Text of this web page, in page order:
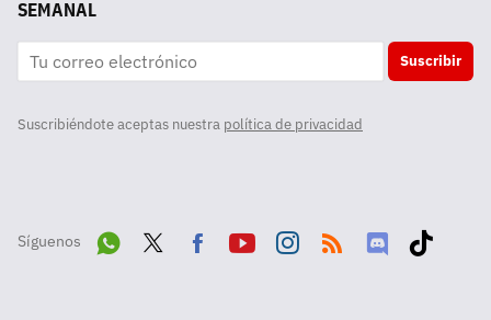
SEMANAL
Suscribir
Suscribiéndote aceptas nuestra política de privacidad
Síguenos